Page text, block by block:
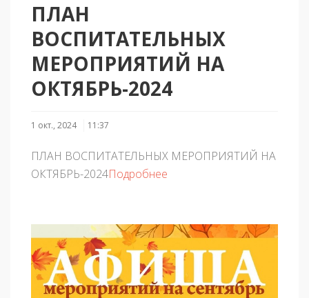
ПЛАН
ВОСПИТАТЕЛЬНЫХ
МЕРОПРИЯТИЙ НА
ОКТЯБРЬ-2024
1 окт., 2024 11:37
ПЛАН ВОСПИТАТЕЛЬНЫХ МЕРОПРИЯТИЙ НА
ОКТЯБРЬ-2024Подробнее